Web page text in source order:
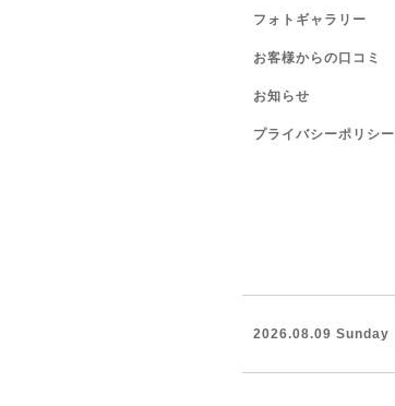
フォトギャラリー
お客様からの口コミ
お知らせ
プライバシーポリシー
2026.08.09 Sunday